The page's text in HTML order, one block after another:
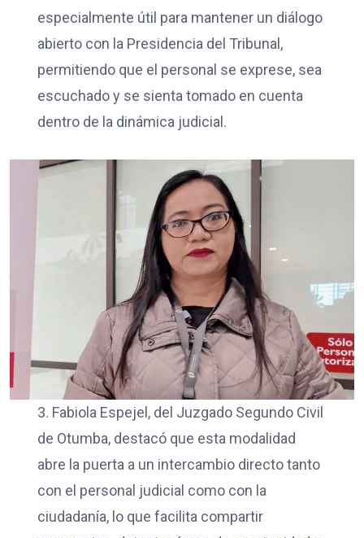
especialmente útil para mantener un diálogo
abierto con la Presidencia del Tribunal,
permitiendo que el personal se exprese, sea
escuchado y se sienta tomado en cuenta
dentro de la dinámica judicial.
3. Fabiola Espejel, del Juzgado Segundo Civil
de Otumba, destacó que esta modalidad
abre la puerta a un intercambio directo tanto
con el personal judicial como con la
ciudadanía, lo que facilita compartir